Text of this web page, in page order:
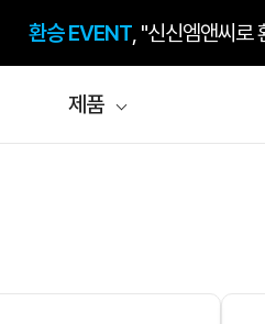
환승 EVENT, "신신엠앤씨로
제품